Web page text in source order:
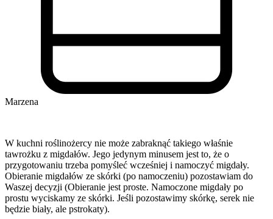
Marzena
W kuchni roślinożercy nie może zabraknąć takiego właśnie
tawrożku z migdałów. Jego jedynym minusem jest to, że o
przygotowaniu trzeba pomyśleć wcześniej i namoczyć migdały.
Obieranie migdałów ze skórki (po namoczeniu) pozostawiam do
Waszej decyzji (Obieranie jest proste. Namoczone migdały po
prostu wyciskamy ze skórki. Jeśli pozostawimy skórkę, serek nie
będzie biały, ale pstrokaty).